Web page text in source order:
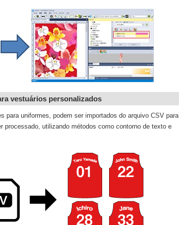
vestuários personalizados
para uniformes, podem ser importados do arquivo CSV para
utilizando métodos como contorno de texto e